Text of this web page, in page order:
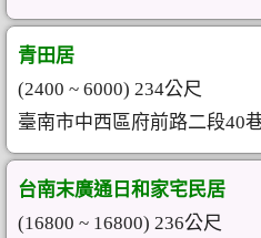
青田居
(2400 ~ 6000) 234公尺
臺南市中西區府前路二段40
台南末廣通日和家宅民居
(16800 ~ 16800) 236公尺